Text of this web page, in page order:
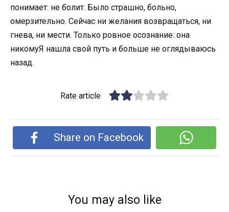
понимает: не болит. Было страшно, больно,
омерзительно. Сейчас ни желания возвращаться, ни
гнева, ни мести. Только ровное осознание: она
никомуЯ нашла свой путь и больше не оглядываюсь
назад.
Rate article
Share on Facebook
You may also like